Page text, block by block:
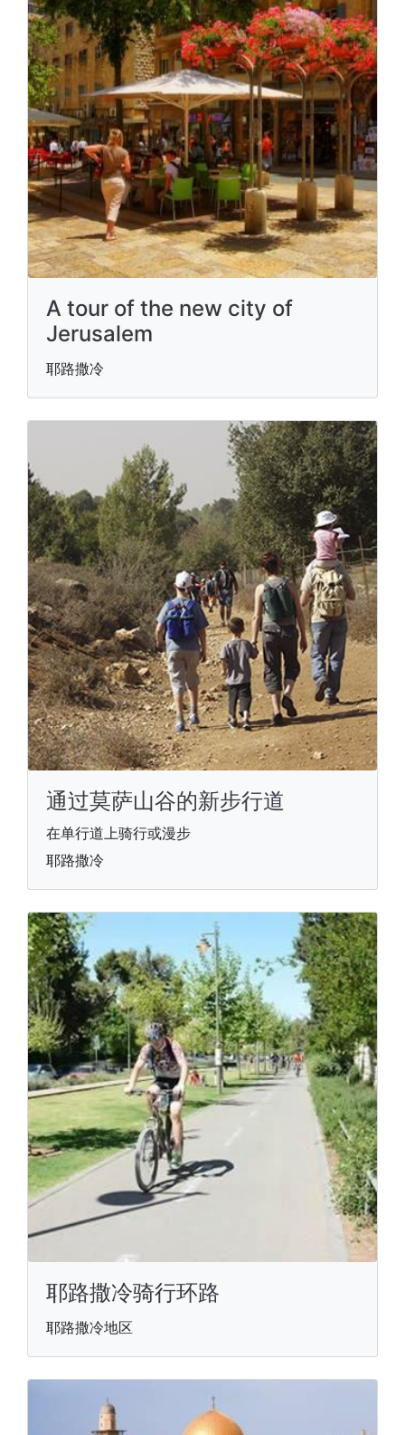
A tour of the new city of
Jerusalem
耶路撒冷
通过莫萨山谷的新步行道
在单行道上骑行或漫步
耶路撒冷
耶路撒冷骑行环路
耶路撒冷地区